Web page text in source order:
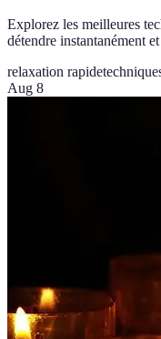
Explorez les meilleures
détendre instantanément
relaxation rapide
Aug 8